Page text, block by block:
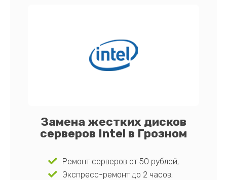
Замена жестких дисков
серверов Intel в Грозном
Ремонт серверов от 50 рублей;
Экспресс-ремонт до 2 часов;